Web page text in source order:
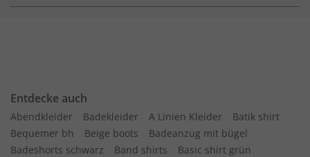
Entdecke auch
Abendkleider Badekleider A Linien Kleider
Batik shirt
Bequemer bh
Beige boots
Badeanzug mit bügel
Badeshorts schwarz
Band shirts Basic shirt grün